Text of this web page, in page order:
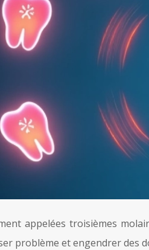
appelées troisièmes
problème et engendrer des